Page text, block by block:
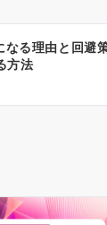
る理由と回避
方法